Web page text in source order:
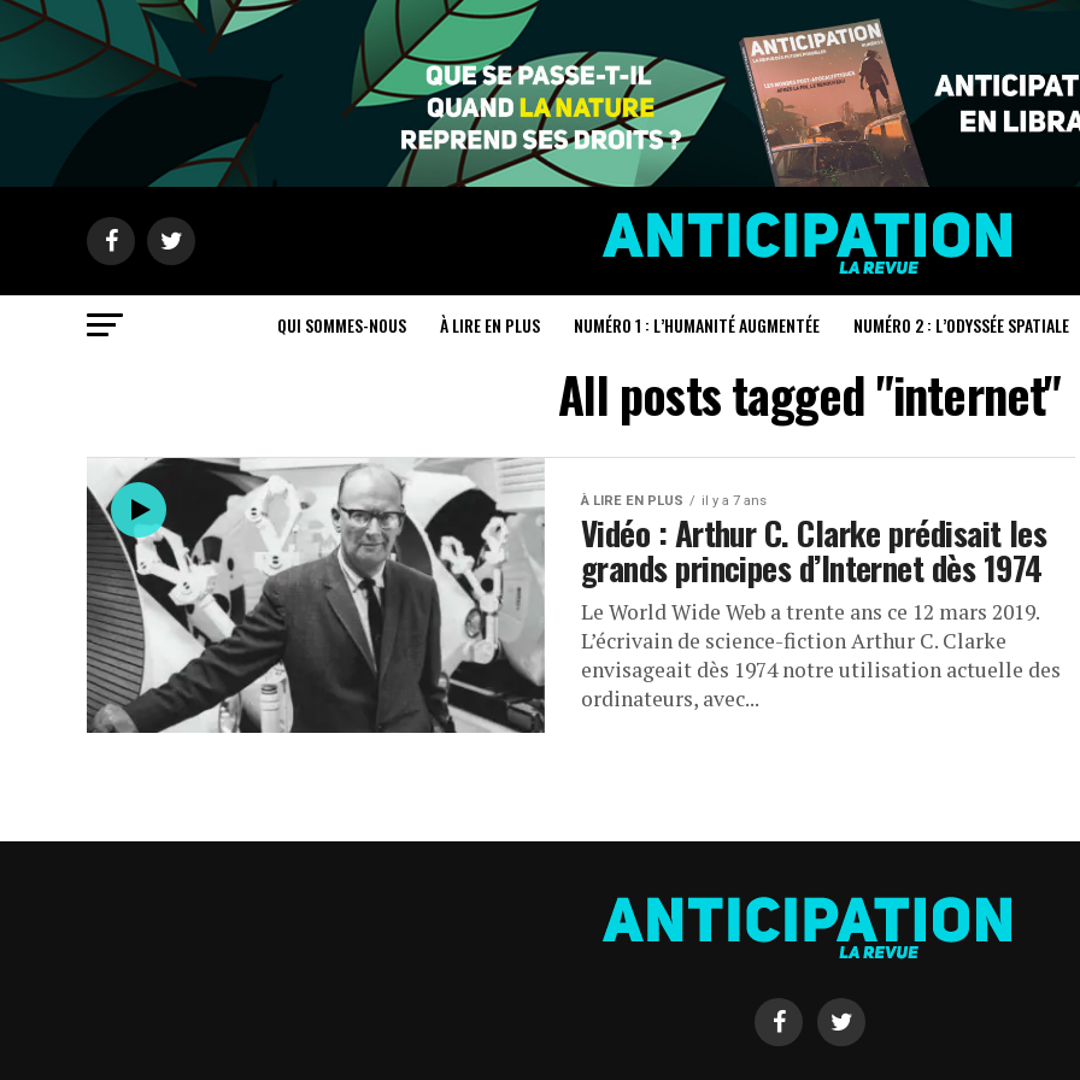
QUI SOMMES-NOUS À LIRE EN PLUS NUMÉRO 1 : L’HUMANITÉ AUGMENTÉE NUMÉRO 2 : L’ODYSSÉE SPATIALE
All posts tagged "internet"
À LIRE EN PLUS il y a 7 ans
Vidéo : Arthur C. Clarke prédisait les
grands principes d’Internet dès 1974
Le World Wide Web a trente ans ce 12 mars 2019.
L’écrivain de science-fiction Arthur C. Clarke
envisageait dès 1974 notre utilisation actuelle des
ordinateurs, avec...